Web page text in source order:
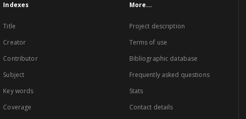
Indexes
Title
Creator
Contributor
Subject
Key words
Coverage
More...
Project description
Terms of use
Bibliographic database
Frequently asked questions
Stats
Contact details